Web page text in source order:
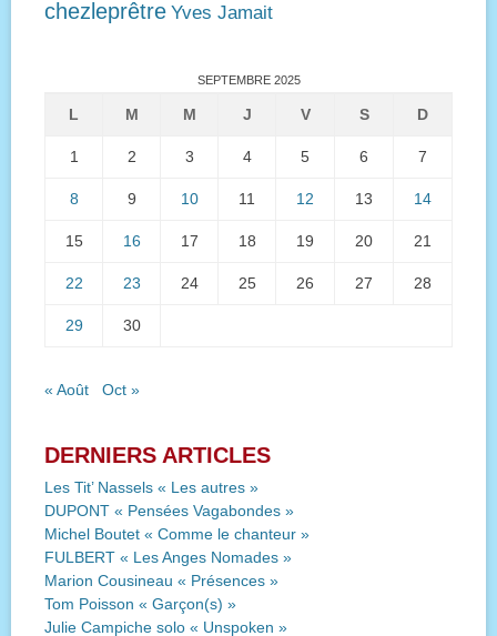
chezleprêtre Yves Jamait
SEPTEMBRE 2025
L M M J V S D
1 2 3 4 5 6 7
8 9 10 11 12 13 14
15 16 17 18 19 20 21
22 23 24 25 26 27 28
29 30
« Août Oct »
DERNIERS ARTICLES
Les Tit’ Nassels « Les autres »
DUPONT « Pensées Vagabondes »
Michel Boutet « Comme le chanteur »
FULBERT « Les Anges Nomades »
Marion Cousineau « Présences »
Tom Poisson « Garçon(s) »
Julie Campiche solo « Unspoken »